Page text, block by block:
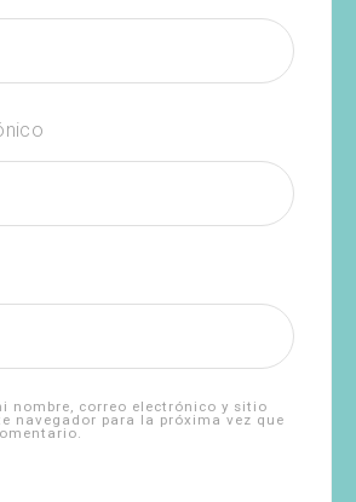
nombre, correo electrónico y sitio
navegador para la próxima vez que